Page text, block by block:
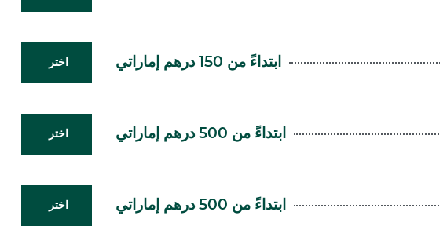
ابتداءً من 150 درهم إماراتي اختر
ابتداءً من 500 درهم إماراتي اختر
ابتداءً من 500 درهم إماراتي اختر